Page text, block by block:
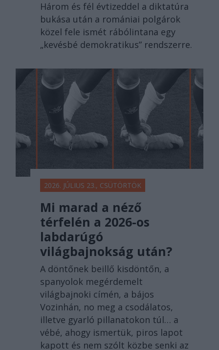
Három és fél évtizeddel a diktatúra
bukása után a romániai polgárok
közel fele ismét rábólintana egy
„kevésbé demokratikus” rendszerre.
2026. JÚLIUS 23., CSÜTÖRTÖK
Mi marad a néző
térfelén a 2026-os
labdarúgó
világbajnokság után?
A döntőnek beillő kisdöntőn, a
spanyolok megérdemelt
világbajnoki címén, a bájos
Vozinhán, no meg a csodálatos,
illetve gyarló pillanatokon túl… a
vébé, ahogy ismertük, piros lapot
kapott és nem szólt közbe senki az